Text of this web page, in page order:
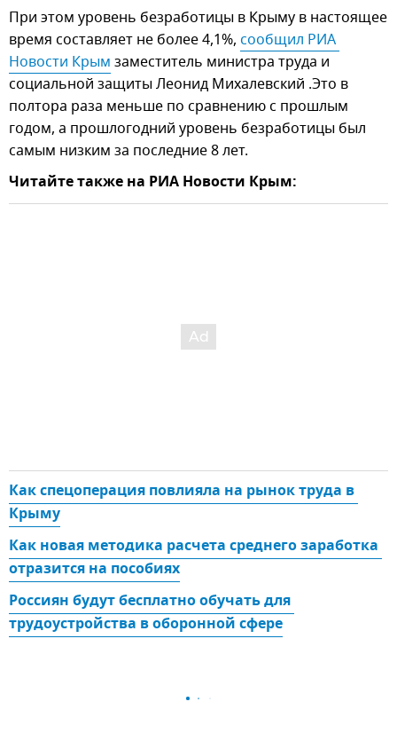
При этом уровень безработицы в Крыму в настоящее
время составляет не более 4,1%, сообщил РИА
Новости Крым заместитель министра труда и
социальной защиты Леонид Михалевский .Это в
полтора раза меньше по сравнению с прошлым
годом, а прошлогодний уровень безработицы был
самым низким за последние 8 лет.
Читайте также на РИА Новости Крым:
Как спецоперация повлияла на рынок труда в
Крыму
Как новая методика расчета среднего заработка
отразится на пособиях
Россиян будут бесплатно обучать для
трудоустройства в оборонной сфере